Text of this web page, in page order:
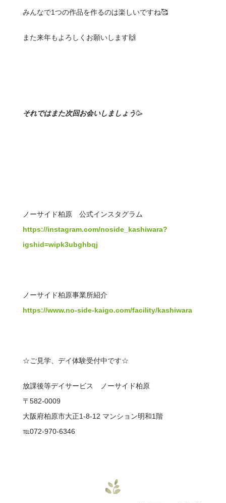
みんなで1つの作品を作るのは楽しいですね🥰
また来年もよろしくお願いします🙌
それではまた次回お会いしましょう🥳
ノーサイド柏原 公式インスタグラム
https://instagram.com/noside_kashiwara?
igshid=wipk3ubghbqj
ノーサイド柏原事業所紹介
https://www.no-side-kaigo.com/facility/kashiwara
☆ご見学、デイ体験受付中です☆
放課後等デイサービス ノーサイド柏原
〒582-0009
大阪府柏原市大正1-8-12 マンション明和1階
℡072-970-6346